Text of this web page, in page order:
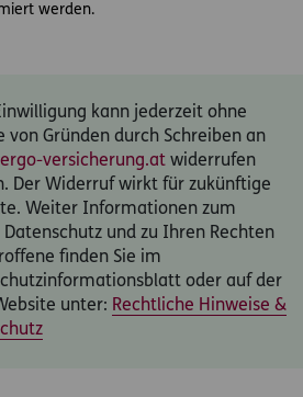
werden.
kann jederzeit ohne
von Gründen durch Schreiben an
versicherung.at widerrufen
Der Widerruf wirkt für zukünftige
Weiter Informationen zum
Datenschutz und zu Ihren Rechten
finden Sie im
oder auf der
unter: Rechtliche Hinweise &